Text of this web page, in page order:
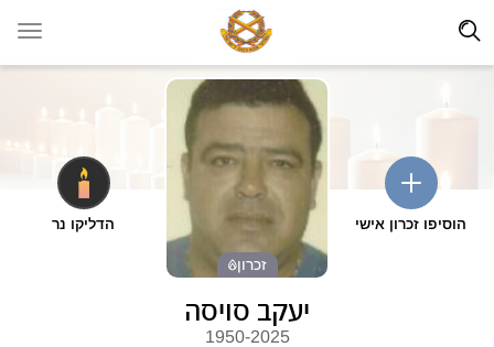
הוסיפו זכרון אישי
זכרון
הדליקו נר
יעקב סויסה
1950-2025